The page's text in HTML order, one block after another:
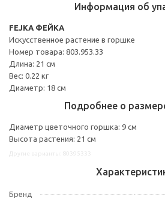
Информация об
FEJKA ФЕЙКА
Искусственное растение в горшке
Номер товара: 803.953.33
Длина: 21 см
Вес: 0.22 кг
Диаметр: 18 см
Подробнее о
Диаметр цветочного горшка: 9 см
Высота растения: 21 см
Бренд